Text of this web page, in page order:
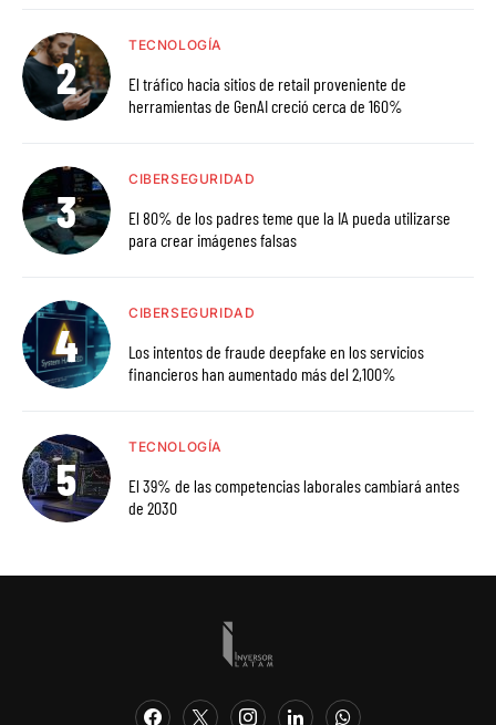
TECNOLOGÍA
El tráfico hacia sitios de retail proveniente de
herramientas de GenAI creció cerca de 160%
CIBERSEGURIDAD
El 80% de los padres teme que la IA pueda utilizarse
para crear imágenes falsas
CIBERSEGURIDAD
Los intentos de fraude deepfake en los servicios
financieros han aumentado más del 2,100%
TECNOLOGÍA
El 39% de las competencias laborales cambiará antes
de 2030